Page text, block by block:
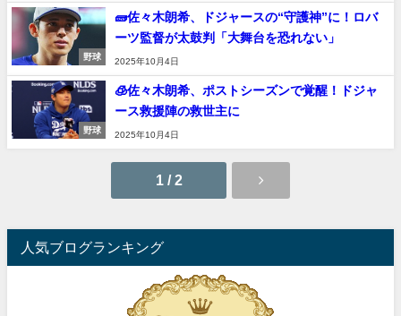
野球
🧱佐々木朗希、ドジャースの“守護神”に！ロバ
ーツ監督が太鼓判「大舞台を恐れない」
2025年10月4日
野球
🧊佐々木朗希、ポストシーズンで覚醒！ドジャ
ース救援陣の救世主に
2025年10月4日
1 / 2
人気ブログランキング